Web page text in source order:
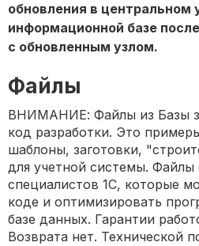
обновления в центральном
информационной базе
с обновленным узлом.
Файлы
ВНИМАНИЕ: Файлы из Базы
код разработки. Это
шаблоны, заготовки,
для учетной системы.
специалистов 1С, которые
коде и оптимизировать
базе данных. Гарантии
Возврата нет. Технической